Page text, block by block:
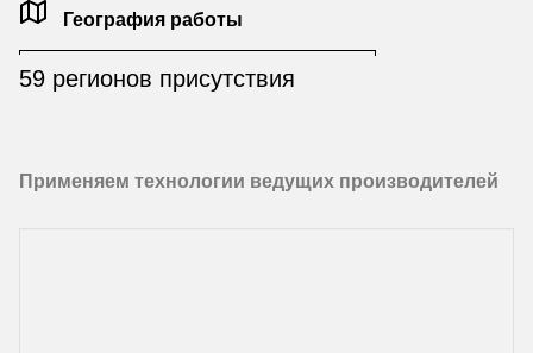
География работы
59 регионов присутствия
Применяем технологии ведущих производителей